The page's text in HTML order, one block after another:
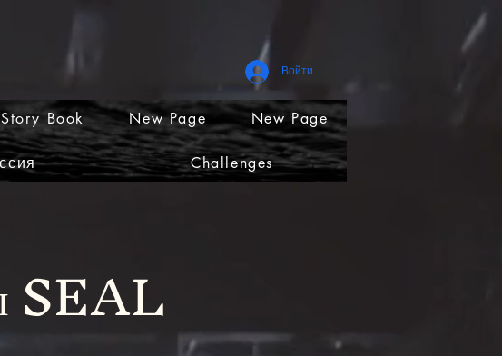
Story Book New Page New Page
Challenges
Войти
SEAL